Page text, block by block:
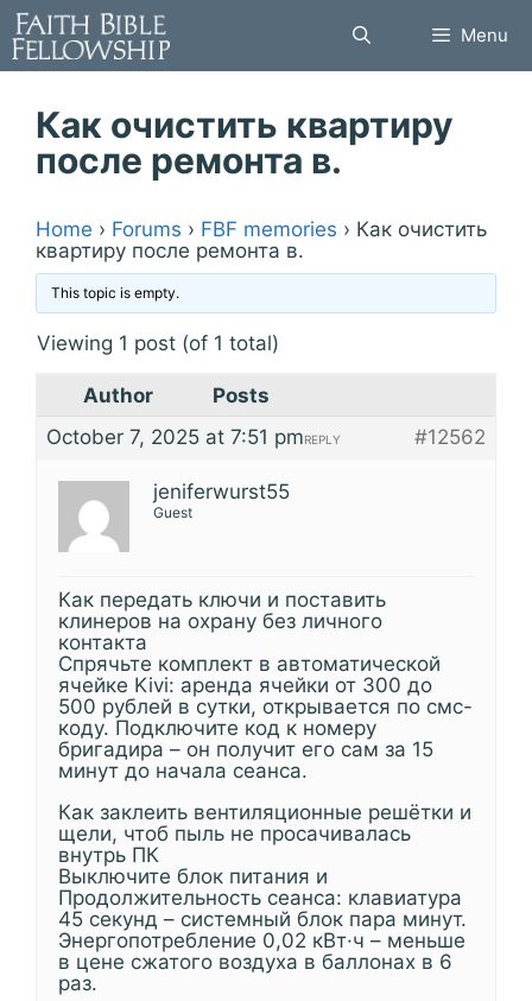
Skip
to
content
Menu
Как очистить квартиру
после ремонта в.
Home › Forums › FBF memories › Как очистить
квартиру после ремонта в.
This topic is empty.
Viewing 1 post (of 1 total)
Author
Posts
October 7, 2025 at 7:51 pm
#12562
REPLY
jeniferwurst55
Guest
Как передать ключи и поставить
клинеров на охрану без личного
контакта
Спрячьте комплект в автоматической
ячейке Kivi: аренда ячейки от 300 до
500 рублей в сутки, открывается по смс-
коду. Подключите код к номеру
бригадира – он получит его сам за 15
минут до начала сеанса.
Как заклеить вентиляционные решётки и
щели, чтоб пыль не просачивалась
внутрь ПК
Выключите блок питания и
Продолжительность сеанса: клавиатура
45 секунд – системный блок пара минут.
Энергопотребление 0,02 кВт·ч – меньше
в цене сжатого воздуха в баллонах в 6
раз.